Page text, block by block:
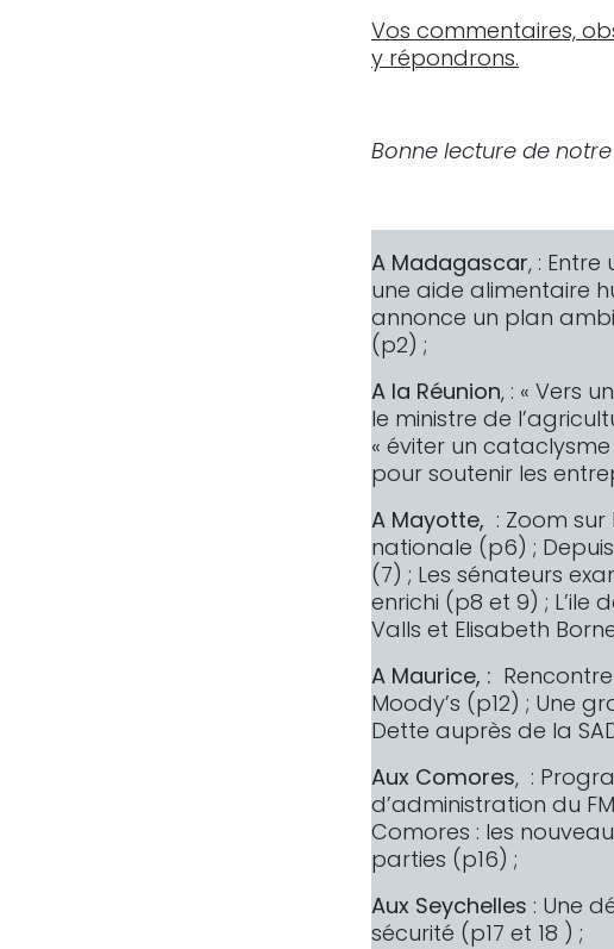
Vos commentaires,
y répondrons.
Bonne lecture de
A Madagascar, :
une aide alimentaire
annonce un plan
(p2) ;
A la Réunion, : « Vers
le ministre de
« éviter un
pour soutenir les
A Mayotte, : Zoom
nationale (p6) ;
(7) ; Les sénateurs
enrichi (p8 et 9) ; L’ile
Valls et Elisabeth
A Maurice, :
Moody’s (p12) ; Une
Dette auprès de la
Aux Comores, :
d’administration du
Comores : les
parties (p16) ;
Aux Seychelles : Une
sécurité (p17 et 18 ) ;